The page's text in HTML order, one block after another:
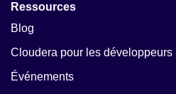
Ressources
Blog
Cloudera pour les développeurs
Événements